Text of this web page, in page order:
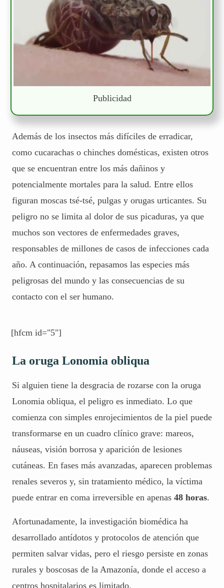
Publicidad
Además de los insectos más difíciles de erradicar,
como cucarachas o chinches domésticas, existen otros
que se encuentran entre los más dañinos y
potencialmente mortales para la salud. Entre ellos
figuran moscas tsé-tsé, pulgas y orugas urticantes. Su
peligro no se limita al dolor de sus picaduras, ya que
muchos son vectores de enfermedades graves,
responsables de millones de casos de infecciones cada
año. A continuación, repasamos las especies más
peligrosas del mundo y las consecuencias de su
contacto con el ser humano.
[hfcm id="5"]
La oruga Lonomia obliqua
Si alguien tiene la desgracia de rozarse con la oruga
Lonomia obliqua, el peligro es inmediato. Lo que
comienza con simples enrojecimientos de la piel puede
transformarse en un cuadro clínico grave: mareos,
náuseas, visión borrosa y aparición de lesiones
cutáneas. En fases más avanzadas, aparecen problemas
renales severos y, sin tratamiento médico, la víctima
puede entrar en coma irreversible en apenas 48 horas.
Afortunadamente, la investigación biomédica ha
desarrollado antídotos y protocolos de atención que
permiten salvar vidas, pero el riesgo persiste en zonas
rurales y boscosas de la Amazonía, donde el acceso a
centros hospitalarios es limitado.